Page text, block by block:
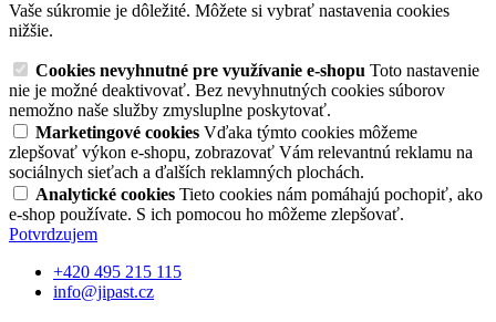
Vaše súkromie je dôležité. Môžete si vybrať nastavenia cookies
nižšie.
Cookies nevyhnutné pre využívanie e-shopu Toto nastavenie
nie je možné deaktivovať. Bez nevyhnutných cookies súborov
nemožno naše služby zmysluplne poskytovať.
Marketingové cookies Vďaka týmto cookies môžeme
zlepšovať výkon e-shopu, zobrazovať Vám relevantnú reklamu na
sociálnych sieťach a ďalších reklamných plochách.
Analytické cookies Tieto cookies nám pomáhajú pochopiť, ako
e-shop používate. S ich pomocou ho môžeme zlepšovať.
Potvrdzujem
+420 495 215 115
info@jipast.cz